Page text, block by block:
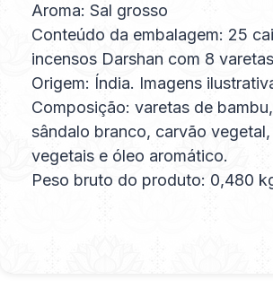
Aroma: Sal grosso
Conteúdo da embalagem: 25
incensos Darshan com 8
Origem: Índia. Imagens
Composição: varetas de
sândalo branco, carvão vegetal,
vegetais e óleo aromático.
Peso bruto do produto: 0,480